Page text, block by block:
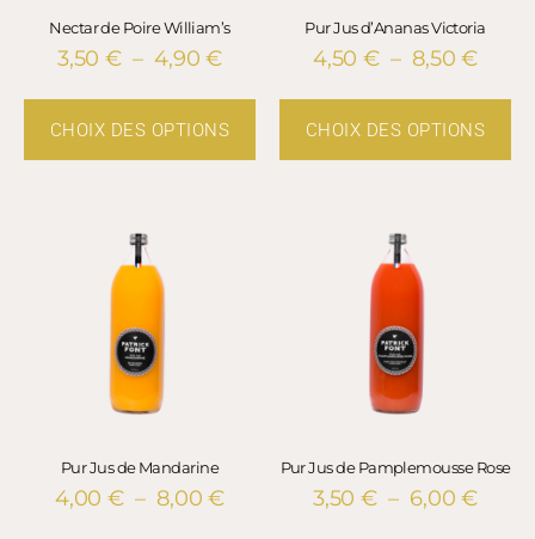
Nectar de Poire William’s
3,50 € – 4,90 €
CHOIX DES OPTIONS
Pur Jus d’Ananas Victoria
4,50 € – 8,50 €
CHOIX DES OPTIONS
Pur Jus de Mandarine
4,00 € – 8,00 €
Pur Jus de Pamplemousse Rose
3,50 € – 6,00 €